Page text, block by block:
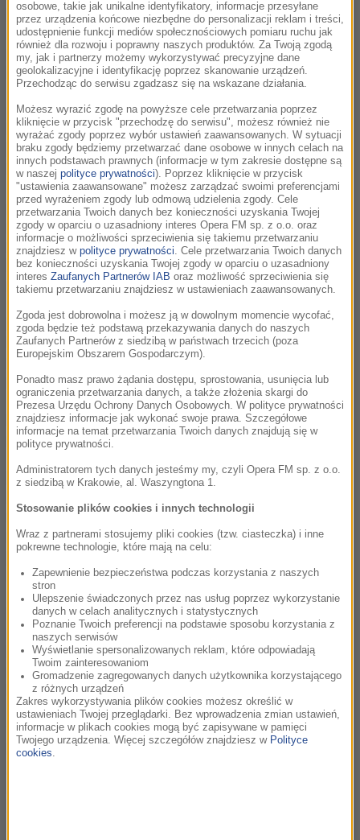
Bugaj jest trzecim dyrektorem teatru, obok dyrektora
naczelnego -
Janusza Pietkiewicza i dyrektora artystycznego Ryszarda
Karczykowskiego.
Jest absolwentem studiów dyrygenckich pod kierunkiem
Stanisława Wisłockiego w Państwowej Wyższej Szkole
Muzycznej w Warszawie. Studiował też muzykologię na
Uniwersytecie Warszawskim.
Jest laureatem międzynarodowych konkursów: w 1976
otrzymał
nagrodę specjalną na konkursie dyrygenckim im.
Marinuzziego w San Remo, w 1978 - I nagrodę na konkursie
dyrygenckim w Bristolu w Wielkiej Brytanii.
Między 1974 a 1988 rokiem stale współpracował z
Warszawską Operą Kameralną, gdzie przeszedł wszystkie
etapy zawodowe - od asystenta do pierwszego dyrygenta i
dyrektora muzycznego.
Równocześnie (w latach 1980-84) pełnił funkcję dyrektora
artystycznego Filharmonii Pomorskiej w Bydgoszczy. Od
Filharmonii im. Artura
stanowisko
dyrektora artystycznego Filharmonii Krakowskiej. Funkcję tę
pełnił
do końca 2005 r.
Bugaj jest także pedagogiem. Od 1997 prowadzi klasę
dyrygentury w Akademii Muzycznej w Krakowie, gdzie w
latach 2000-2005 był także kierownikiem katedry
dyrygentury. Jest również profesorem Akademii Muzycznej w
Warszawie.
Tomasz Bugaj dyrygował orkiestrami w Polsce (m.in.
Orkiestrą
osobowe, takie jak unikalne identyfikatory, informacje przesyłane
przez urządzenia końcowe niezbędne do personalizacji reklam i treści,
udostępnienie funkcji mediów społecznościowych pomiaru ruchu jak
również dla rozwoju i poprawny naszych produktów. Za Twoją zgodą
my, jak i partnerzy możemy wykorzystywać precyzyjne dane
geolokalizacyjne i identyfikację poprzez skanowanie urządzeń.
Przechodząc do serwisu zgadzasz się na wskazane działania.
Możesz wyrazić zgodę na powyższe cele przetwarzania poprzez
kliknięcie w przycisk "przechodzę do serwisu", możesz również nie
wyrażać zgody poprzez wybór ustawień zaawansowanych. W sytuacji
braku zgody będziemy przetwarzać dane osobowe w innych celach na
innych podstawach prawnych (informacje w tym zakresie dostępne są
w naszej polityce prywatności). Poprzez kliknięcie w przycisk
"ustawienia zaawansowane" możesz zarządzać swoimi preferencjami
przed wyrażeniem zgody lub odmową udzielenia zgody. Cele
przetwarzania Twoich danych bez konieczności uzyskania Twojej
zgody w oparciu o uzasadniony interes Opera FM sp. z o.o. oraz
informacje o możliwości sprzeciwienia się takiemu przetwarzaniu
znajdziesz w polityce prywatności. Cele przetwarzania Twoich danych
bez konieczności uzyskania Twojej zgody w oparciu o uzasadniony
interes Zaufanych Partnerów IAB oraz możliwość sprzeciwienia się
takiemu przetwarzaniu znajdziesz w ustawieniach zaawansowanych.
Zgoda jest dobrowolna i możesz ją w dowolnym momencie wycofać,
zgoda będzie też podstawą przekazywania danych do naszych
Zaufanych Partnerów z siedzibą w państwach trzecich (poza
Europejskim Obszarem Gospodarczym).
Ponadto masz prawo żądania dostępu, sprostowania, usunięcia lub
ograniczenia przetwarzania danych, a także złożenia skargi do
Prezesa Urzędu Ochrony Danych Osobowych. W polityce prywatności
znajdziesz informacje jak wykonać swoje prawa. Szczegółowe
informacje na temat przetwarzania Twoich danych znajdują się w
polityce prywatności.
Administratorem tych danych jesteśmy my, czyli Opera FM sp. z o.o.
z siedzibą w Krakowie, al. Waszyngtona 1.
Stosowanie plików cookies i innych technologii
Wraz z partnerami stosujemy pliki cookies (tzw. ciasteczka) i inne
pokrewne technologie, które mają na celu:
Zapewnienie bezpieczeństwa podczas korzystania z naszych
stron
Ulepszenie świadczonych przez nas usług poprzez wykorzystanie
danych w celach analitycznych i statystycznych
Poznanie Twoich preferencji na podstawie sposobu korzystania z
naszych serwisów
Wyświetlanie spersonalizowanych reklam, które odpowiadają
Twoim zainteresowaniom
Gromadzenie zagregowanych danych użytkownika korzystającego
z różnych urządzeń
Zakres wykorzystywania plików cookies możesz określić w
ustawieniach Twojej przeglądarki. Bez wprowadzenia zmian ustawień,
informacje w plikach cookies mogą być zapisywane w pamięci
Twojego urządzenia. Więcej szczegółów znajdziesz w Polityce
cookies.